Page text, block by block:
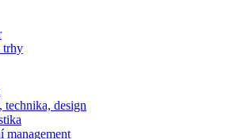
trhy
technika, design
management